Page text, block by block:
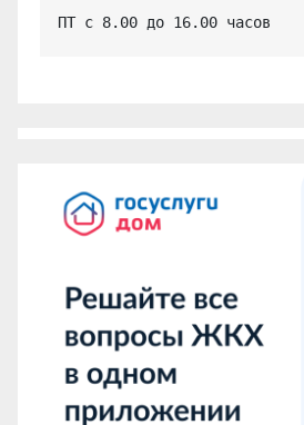
ПТ с 8.00 до 16.00 часов